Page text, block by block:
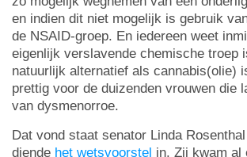
en indien dit niet mogelijk is gebruik
de NSAID-groep. En iedereen weet
eigenlijk verslavende chemische troep
natuurlijk alternatief als cannabis(olie)
prettig voor de duizenden vrouwen die
van dysmenorroe.
Dat vond staat senator Linda
diende het wetsvoorstel in. Zij kwam al